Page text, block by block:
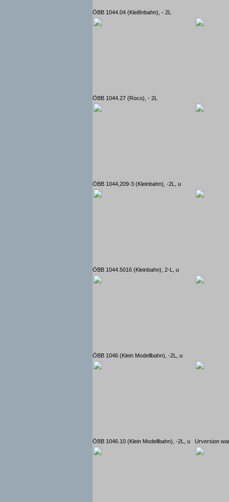
ÖBB 1044.04 (Klei8nbahn), - 2L
ÖBB 1044.27 (Roco), - 2L
ÖBB 1044,209-3 (Kleinbahn), -2L, u
ÖBB 1044.5016 (Kleinbahn), 2-L, u
ÖBB 1046 (Klein Modellbahn), -2L, u
ÖBB 1046.10 (Klein Modellbahn), -2L, u Urversion